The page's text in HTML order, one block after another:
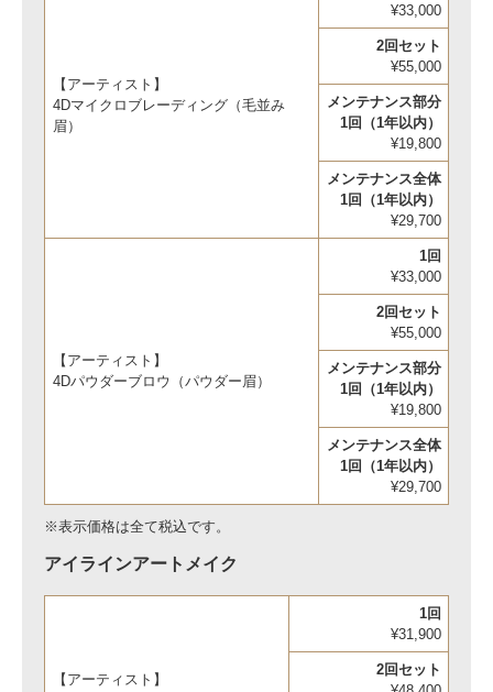
【アーティスト】
4Dマイクロブレーディング（毛並み
眉）
¥33,000
2回セット
¥55,000
メンテナンス部分
1回（1年以内）
¥19,800
メンテナンス全体
1回（1年以内）
¥29,700
【アーティスト】
4Dパウダーブロウ（パウダー眉）
1回
¥33,000
2回セット
¥55,000
メンテナンス部分
1回（1年以内）
¥19,800
メンテナンス全体
1回（1年以内）
¥29,700
※表示価格は全て税込です。
アイラインアートメイク
【アーティスト】
1回
¥31,900
2回セット